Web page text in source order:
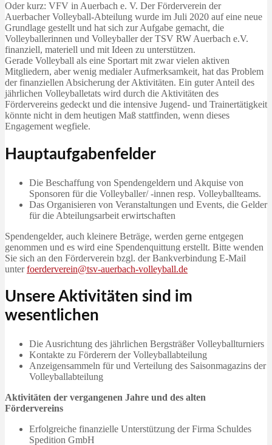
Oder kurz: VFV in Auerbach e. V. Der Förderverein der
Auerbacher Volleyball-Abteilung wurde im Juli 2020 auf eine neue
Grundlage gestellt und hat sich zur Aufgabe gemacht, die
Volleyballerinnen und Volleyballer der TSV RW Auerbach e.V.
finanziell, materiell und mit Ideen zu unterstützen.
Gerade Volleyball als eine Sportart mit zwar vielen aktiven
Mitgliedern, aber wenig medialer Aufmerksamkeit, hat das Problem
der finanziellen Absicherung der Aktivitäten. Ein guter Anteil des
jährlichen Volleyballetats wird durch die Aktivitäten des
Fördervereins gedeckt und die intensive Jugend- und Trainertätigkeit
könnte nicht in dem heutigen Maß stattfinden, wenn dieses
Engagement wegfiele.
Hauptaufgabenfelder
Die Beschaffung von Spendengeldern und Akquise von
Sponsoren für die Volleyballer/ -innen resp. Volleyballteams.
Das Organisieren von Veranstaltungen und Events, die Gelder
für die Abteilungsarbeit erwirtschaften
Spendengelder, auch kleinere Beträge, werden gerne entgegen
genommen und es wird eine Spendenquittung erstellt. Bitte wenden
Sie sich an den Förderverein bzgl. der Bankverbindung E-Mail
unterfoerderverein@tsv-auerbach-volleyball.de
Unsere Aktivitäten sind im
wesentlichen
Die Ausrichtung des jährlichen Bergsträßer Volleyballturniers
Kontakte zu Förderern der Volleyballabteilung
Anzeigensammeln für und Verteilung des Saisonmagazins der
Volleyballabteilung
Aktivitäten der vergangenen Jahre und des alten
Fördervereins
Erfolgreiche finanzielle Unterstützung der Firma Schuldes
Spedition GmbH